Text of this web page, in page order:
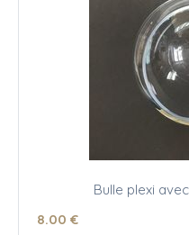
Bulle plexi
8.00 €